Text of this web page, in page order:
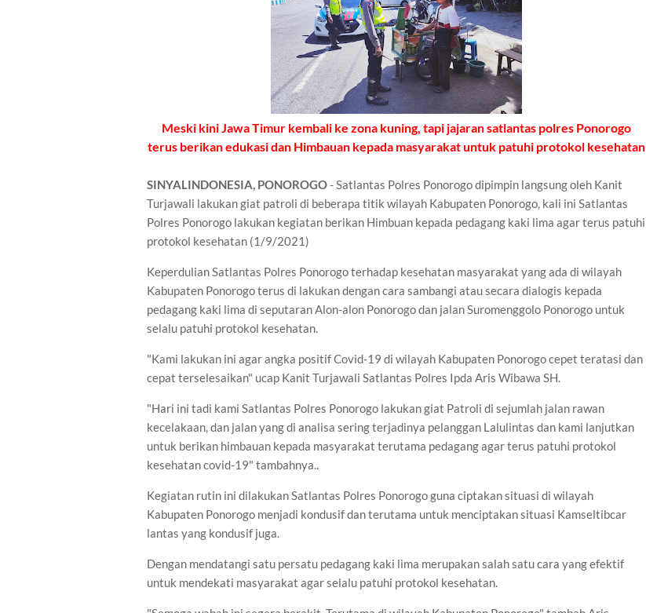
Meski kini Jawa Timur kembali ke zona kuning, tapi jajaran satlantas polres Ponorogo
terus berikan edukasi dan Himbauan kepada masyarakat untuk patuhi protokol kesehatan
SINYALINDONESIA, PONOROGO- Satlantas Polres Ponorogo dipimpin langsung oleh Kanit
Turjawali lakukan giat patroli di beberapa titik wilayah Kabupaten Ponorogo, kali ini Satlantas
Polres Ponorogo lakukan kegiatan berikan Himbuan kepada pedagang kaki lima agar terus patuhi
protokol kesehatan (1/9/2021)
Keperdulian Satlantas Polres Ponorogo terhadap kesehatan masyarakat yang ada di wilayah
Kabupaten Ponorogo terus di lakukan dengan cara sambangi atau secara dialogis kepada
pedagang kaki lima di seputaran Alon-alon Ponorogo dan jalan Suromenggolo Ponorogo untuk
selalu patuhi protokol kesehatan.
"Kami lakukan ini agar angka positif Covid-19 di wilayah Kabupaten Ponorogo cepet teratasi dan
cepat terselesaikan" ucap Kanit Turjawali Satlantas Polres Ipda Aris Wibawa SH.
"Hari ini tadi kami Satlantas Polres Ponorogo lakukan giat Patroli di sejumlah jalan rawan
kecelakaan, dan jalan yang di analisa sering terjadinya pelanggan Lalulintas dan kami lanjutkan
untuk berikan himbauan kepada masyarakat terutama pedagang agar terus patuhi protokol
kesehatan covid-19" tambahnya..
Kegiatan rutin ini dilakukan Satlantas Polres Ponorogo guna ciptakan situasi di wilayah
Kabupaten Ponorogo menjadi kondusif dan terutama untuk menciptakan situasi Kamseltibcar
lantas yang kondusif juga.
Dengan mendatangi satu persatu pedagang kaki lima merupakan salah satu cara yang efektif
untuk mendekati masyarakat agar selalu patuhi protokol kesehatan.